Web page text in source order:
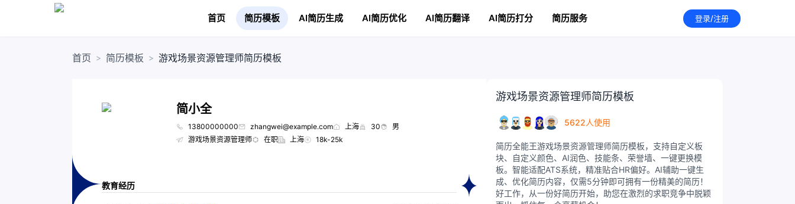
首页 简历模板 AI简历生成 AI简历优化 AI简历翻译 AI简历打分 简历服务 登录/注册
首页 > 简历模板 > 游戏场景资源管理师简历模板
游戏场景资源管理师简历模板
5622人使用
简历全能王游戏场景资源管理师简历模板，支持自定义板
块、自定义颜色、AI润色、技能条、荣誉墙、一键更换模
板。智能适配ATS系统，精准贴合HR偏好。AI辅助一键生
成、优化简历内容，仅需5分钟即可拥有一份精美的简历！
好工作，从一份好简历开始，助您在激烈的求职竞争中脱颖
简小全
13800000000 zhangwei@example.com 上海 30
男
游戏场景资源管理师
在职 上海 18k-25k
教育经历